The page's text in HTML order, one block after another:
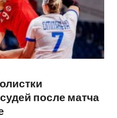
после матча